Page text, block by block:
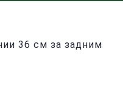
36 см за задним